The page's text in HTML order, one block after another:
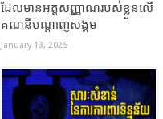
ដែលមានអត្តសញ្ញាណរបស់ខ្លួនលើ
គណនីបណ្តាញសង្គម
January 13, 2025